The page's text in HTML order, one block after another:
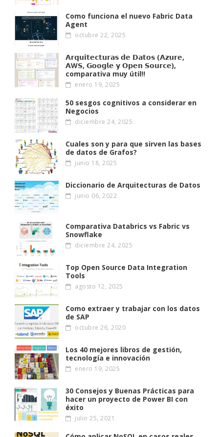
Como funciona el nuevo Fabric Data
Agent
octubre 22, 2025
𝗔𝗿𝗾𝘂𝗶𝘁𝗲𝗰𝘁𝘂𝗿𝗮𝘀 𝗱𝗲 𝗗𝗮𝘁𝗼𝘀 (𝗔𝘇𝘂𝗿𝗲,
𝗔W𝗦, 𝗚𝗼𝗼𝗴𝗹𝗲 𝘆 𝗢𝗽𝗲𝗻 𝗦𝗼𝘂𝗿𝗰𝗲),
comparativa muy útil!!
enero 19, 2025
50 sesgos cognitivos a considerar en
Negocios
diciembre 24, 2025
Cuales son y para que sirven las bases
de datos de Grafos?
junio 18, 2025
Diccionario de Arquitecturas de Datos
junio 06, 2022
Comparativa Databrics vs Fabric vs
Snowflake
diciembre 24, 2025
Top Open Source Data Integration
Tools
agosto 12, 2025
Como extraer y trabajar con los datos
de SAP
octubre 26, 2020
Los 40 mejores libros de gestión,
tecnología e innovación
enero 19, 2025
30 Consejos y Buenas Prácticas para
hacer un proyecto de Power BI con
éxito
julio 25, 2021